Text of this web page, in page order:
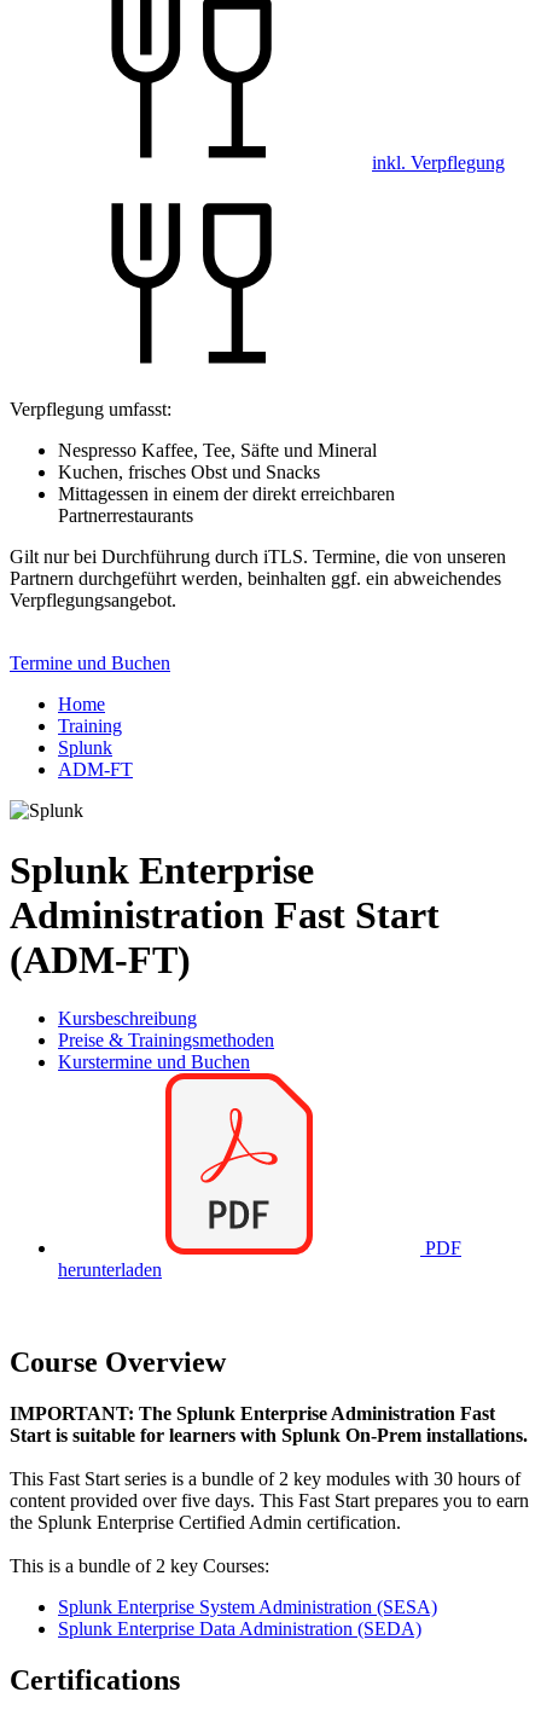
inkl. Verpflegung
Verpflegung umfasst:
Nespresso Kaffee, Tee, Säfte und Mineral
Kuchen, frisches Obst und Snacks
Mittagessen in einem der direkt erreichbaren
Partnerrestaurants
Gilt nur bei Durchführung durch iTLS. Termine, die von unseren
Partnern durchgeführt werden, beinhalten ggf. ein abweichendes
Verpflegungsangebot.
Termine und Buchen
Home
Training
Splunk
ADM-FT
Splunk Enterprise
Administration Fast Start
(ADM-FT)
Kursbeschreibung
Preise & Trainingsmethoden
Kurstermine und Buchen
PDF
herunterladen
Course Overview
IMPORTANT: The Splunk Enterprise Administration Fast
Start is suitable for learners with Splunk On-Prem installations.
This Fast Start series is a bundle of 2 key modules with 30 hours of
content provided over five days. This Fast Start prepares you to earn
the Splunk Enterprise Certified Admin certification.
This is a bundle of 2 key Courses:
Splunk Enterprise System Administration (SESA)
Splunk Enterprise Data Administration (SEDA)
Certifications